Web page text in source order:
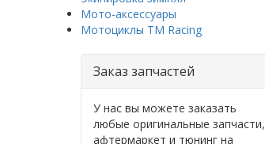
Мото-аксессуары
Мотоциклы TM Racing
Заказ запчастей
У нас вы можете заказать
любые оригинальные запчасти,
афтермаркет и тюнинг на